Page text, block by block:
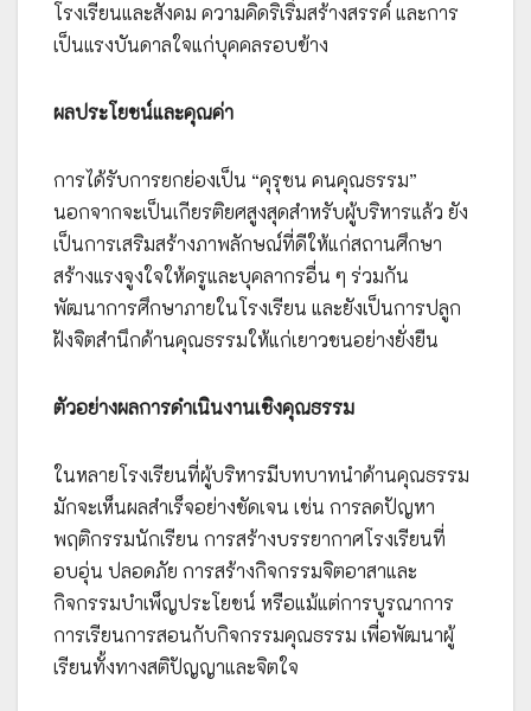
โรงเรียนและสังคม ความคิดริเริ่มสร้างสรรค์ และการ
เป็นแรงบันดาลใจแก่บุคคลรอบข้าง
ผลประโยชน์และคุณค่า
การได้รับการยกย่องเป็น “คุรุชน คนคุณธรรม”
นอกจากจะเป็นเกียรติยศสูงสุดสำหรับผู้บริหารแล้ว ยัง
เป็นการเสริมสร้างภาพลักษณ์ที่ดีให้แก่สถานศึกษา
สร้างแรงจูงใจให้ครูและบุคลากรอื่น ๆ ร่วมกัน
พัฒนาการศึกษาภายในโรงเรียน และยังเป็นการปลูก
ฝังจิตสำนึกด้านคุณธรรมให้แก่เยาวชนอย่างยั่งยืน
ตัวอย่างผลการดำเนินงานเชิงคุณธรรม
ในหลายโรงเรียนที่ผู้บริหารมีบทบาทนำด้านคุณธรรม
มักจะเห็นผลสำเร็จอย่างชัดเจน เช่น การลดปัญหา
พฤติกรรมนักเรียน การสร้างบรรยากาศโรงเรียนที่
อบอุ่น ปลอดภัย การสร้างกิจกรรมจิตอาสาและ
กิจกรรมบำเพ็ญประโยชน์ หรือแม้แต่การบูรณาการ
การเรียนการสอนกับกิจกรรมคุณธรรม เพื่อพัฒนาผู้
เรียนทั้งทางสติปัญญาและจิตใจ